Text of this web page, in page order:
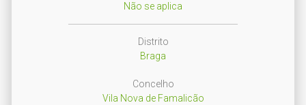
Não se aplica
Distrito
Braga
Concelho
Vila Nova de Famalicão